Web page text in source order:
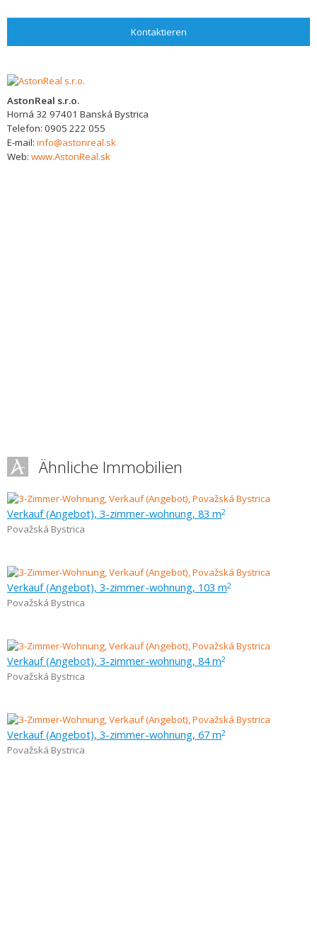
Kontaktieren
AstonReal s.r.o.
Horná 32 97401 Banská Bystrica
Telefon: 0905 222 055
E-mail: info@astonreal.sk
Web: www.AstonReal.sk
Ähnliche Immobilien
Verkauf (Angebot), 3-zimmer-wohnung, 83 m2
Považská Bystrica
Verkauf (Angebot), 3-zimmer-wohnung, 103 m2
Považská Bystrica
Verkauf (Angebot), 3-zimmer-wohnung, 84 m2
Považská Bystrica
Verkauf (Angebot), 3-zimmer-wohnung, 67 m2
Považská Bystrica